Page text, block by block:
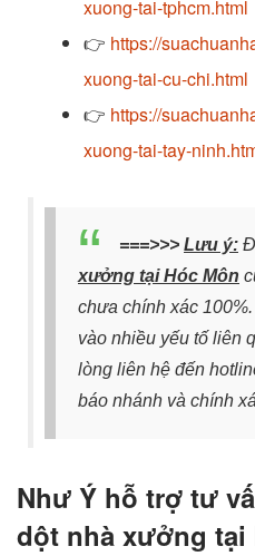
xuong-tai-tphcm.html
👉 https://
xuong-tai-cu-chi.html
👉 https://
xuong-tai-tay-
===>>> Lưu ý:
xưởng tại Hóc Môn
chưa chính xác
vào nhiều yếu tố liên
lòng liên hệ đến
báo nhánh và chính
Như Ý hỗ trợ tư
dột nhà xưởng tại